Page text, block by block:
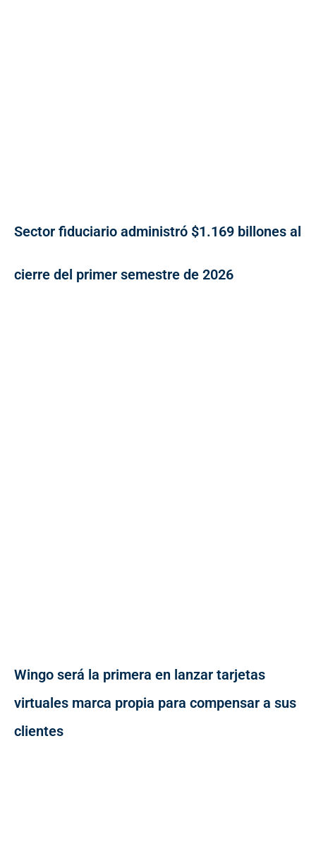
Sector fiduciario administró $1.169 billones al
cierre del primer semestre de 2026
Wingo será la primera en lanzar tarjetas
virtuales marca propia para compensar a sus
clientes